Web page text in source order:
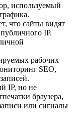
используемый
что сайты видят
IP.
рабочих
SEO,
IP, но не
браузера,
или сигналы